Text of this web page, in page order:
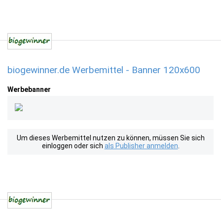
biogewinner.de Werbemittel - Banner 120x600
Werbebanner
Um dieses Werbemittel nutzen zu können, müssen Sie sich
einloggen oder sich als Publisher anmelden